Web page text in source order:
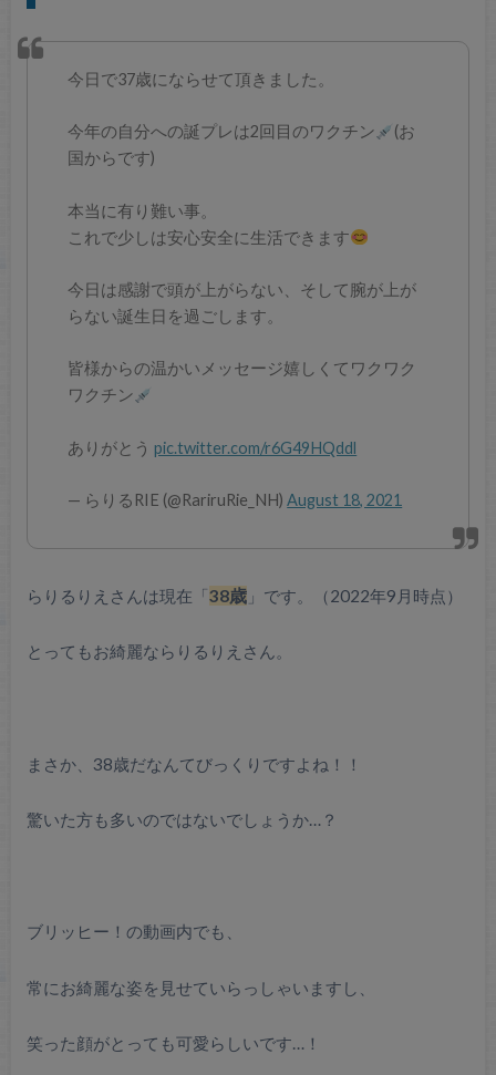
今日で37歳にならせて頂きました。
今年の自分への誕プレは2回目のワクチン
(お
国からです)
本当に有り難い事。
これで少しは安心安全に生活できます
今日は感謝で頭が上がらない、そして腕が上が
らない誕生日を過ごします。
皆様からの温かいメッセージ嬉しくてワクワク
ワクチン
ありがとうpic.twitter.com/r6G49HQddl
— らりるRIE (@RariruRie_NH)August 18, 2021
らりるりえさんは現在「38歳」です。（2022年9月時点）
とってもお綺麗ならりるりえさん。
まさか、38歳だなんてびっくりですよね！！
驚いた方も多いのではないでしょうか…？
ブリッヒー！の動画内でも、
常にお綺麗な姿を見せていらっしゃいますし、
笑った顔がとっても可愛らしいです…！